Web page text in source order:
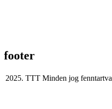
footer
2025. TTT Minden jog fenntartva